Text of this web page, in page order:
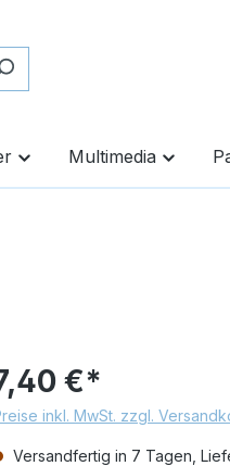
Multimedia
€*
inkl. MwSt. zzgl.
Versandfertig in 7 Tagen,